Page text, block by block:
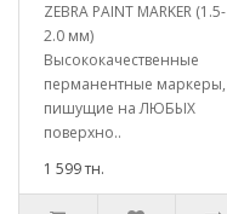
ZEBRA PAINT MARKER (1.5-
2.0 мм)
Высококачественные
перманентные маркеры,
пишущие на ЛЮБЫХ
поверхно..
1 599 тн.